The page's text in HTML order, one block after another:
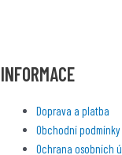
INFORMACE
Doprava a platba
Obchodní podmínky
Ochrana osobních